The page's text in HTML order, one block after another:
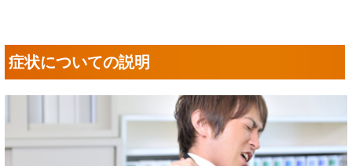
症状についての説明